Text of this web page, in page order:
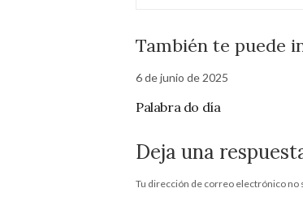
También te puede
6 de junio de 2025
Palabra do día
Deja una
Tu dirección de correo electrónico no